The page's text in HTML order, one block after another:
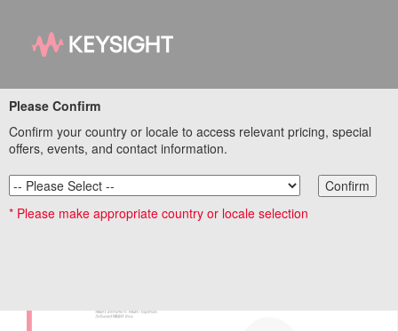
基本測定器 特設サイト
リンク集トップページ
基本測定器カタログ 2025年 冬・春号 (契約販売店
Please Confirm
Confirm your country or locale to access relevant pricing, special
offers, events, and contact information.
Confirm
* Please make appropriate country or locale selection